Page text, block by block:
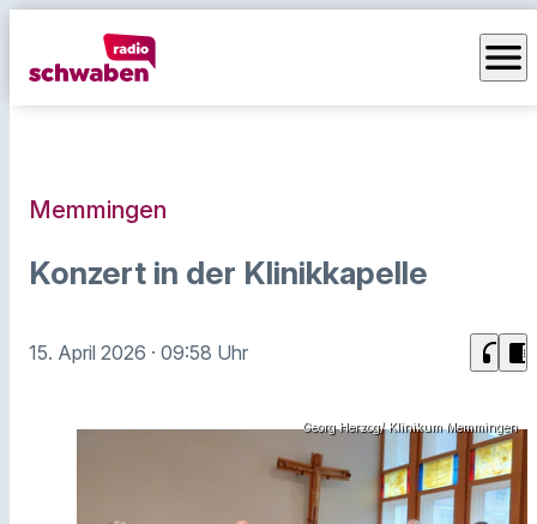
menu
Memmingen
Konzert in der Klinikkapelle
15. April 2026 · 09:58 Uhr headphones chrome_reader_mode
Georg Herzog/ Klinikum Memmingen